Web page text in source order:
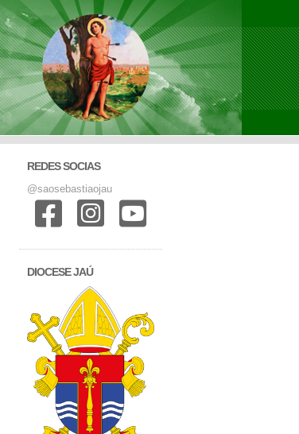
REDES SOCIAS
@saosebastiaojau
DIOCESE JAÚ